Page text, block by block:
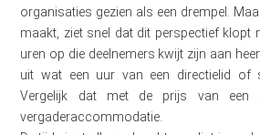
organisaties gezien als een drempel.
maakt, ziet snel dat dit perspectief klopt
uren op die deelnemers kwijt zijn aan
uit wat een uur van een directielid of
Vergelijk dat met de prijs van een
vergaderaccommodatie.